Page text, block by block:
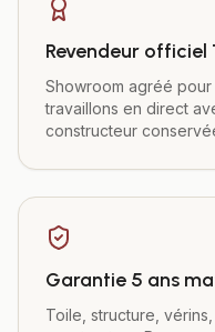
Revendeur officiel
Showroom agréé
travaillons en direct
constructeur
Garantie 5 ans
Toile, structure,